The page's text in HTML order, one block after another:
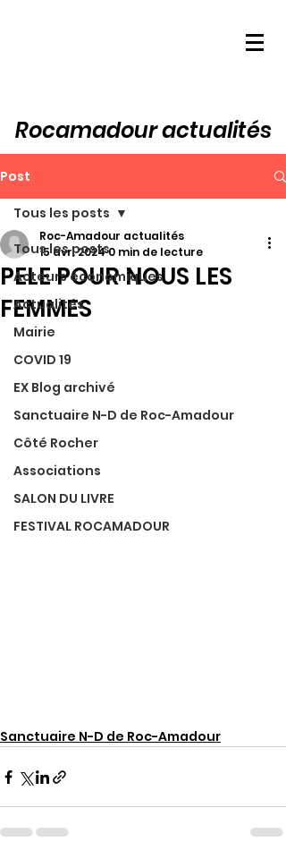
Rocamadour actualités
Post
Tous les posts
Acteurs économiques
Actualités
Mairie
COVID 19
EX Blog archivé
Sanctuaire N-D de Roc-Amadour
Côté Rocher
Associations
SALON DU LIVRE
FESTIVAL ROCAMADOUR
Tous les posts
PELE POUR NOUS LES
FEMMES
Roc-Amadour actualités
15 avr. 20240 min de lecture
Sanctuaire N-D de Roc-Amadour